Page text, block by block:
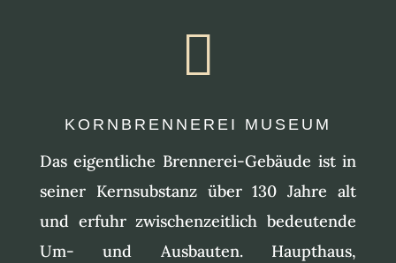

KORNBRENNEREI MUSEUM
Das eigentliche Brennerei-Gebäude ist in
seiner Kernsubstanz über 130 Jahre alt
und erfuhr zwischenzeitlich bedeutende
Um- und Ausbauten. Haupthaus,